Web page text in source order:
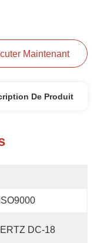
Maintenant
De Produit
DC-18